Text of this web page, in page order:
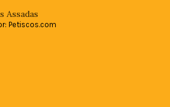
Assadas
Petiscos.com